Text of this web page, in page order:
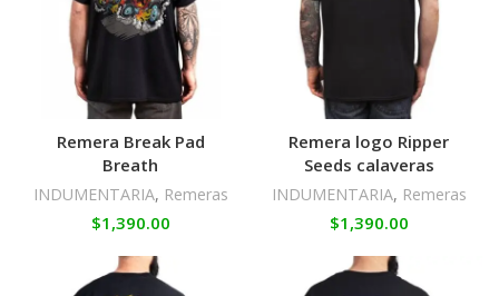
Remera Break Pad
Breath
INDUMENTARIA, Remeras
$1,390.00
Remera logo Ripper
Seeds calaveras
INDUMENTARIA, Remeras
$1,390.00